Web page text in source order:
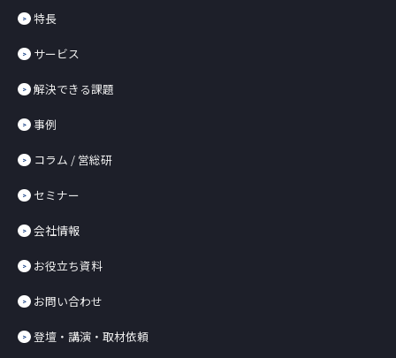
特長
サービス
解決できる課題
事例
コラム / 営総研
セミナー
会社情報
お役立ち資料
お問い合わせ
登壇・講演・取材依頼